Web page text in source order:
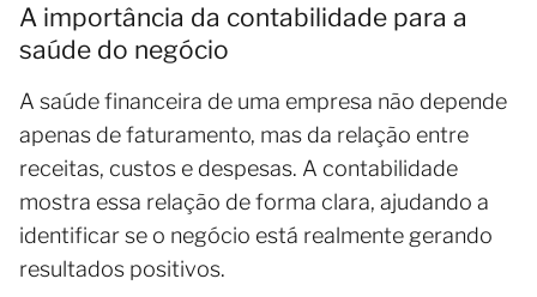
A importância da contabilidade para a
saúde do negócio
A saúde financeira de uma empresa não depende
apenas de faturamento, mas da relação entre
receitas, custos e despesas. A contabilidade
mostra essa relação de forma clara, ajudando a
identificar se o negócio está realmente gerando
resultados positivos.